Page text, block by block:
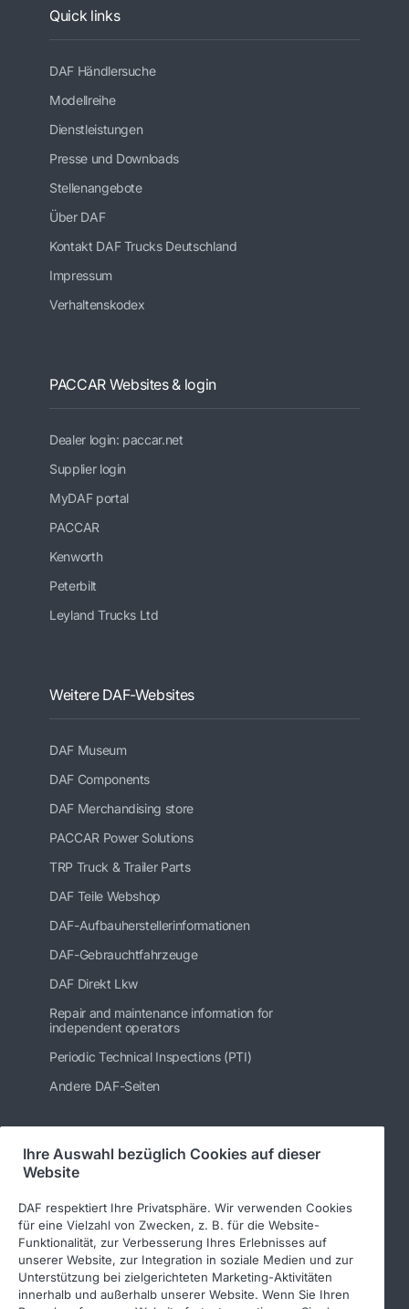
Quick links
DAF Händlersuche
Modellreihe
Dienstleistungen
Presse und Downloads
Stellenangebote
Über DAF
Kontakt DAF Trucks Deutschland
Impressum
Verhaltenskodex
PACCAR Websites & login
Dealer login: paccar.net
Supplier login
MyDAF portal
PACCAR
Kenworth
Peterbilt
Leyland Trucks Ltd
Weitere DAF-Websites
DAF Museum
DAF Components
DAF Merchandising store
PACCAR Power Solutions
TRP Truck & Trailer Parts
DAF Teile Webshop
DAF-Aufbauherstellerinformationen
DAF-Gebrauchtfahrzeuge
DAF Direkt Lkw
Repair and maintenance information for
independent operators
Periodic Technical Inspections (PTI)
Andere DAF-Seiten
Folgen Sie uns
Ihre Auswahl bezüglich Cookies auf dieser
Website
DAF respektiert Ihre Privatsphäre. Wir verwenden Cookies
für eine Vielzahl von Zwecken, z. B. für die Website-
Funktionalität, zur Verbesserung Ihres Erlebnisses auf
unserer Website, zur Integration in soziale Medien und zur
Unterstützung bei zielgerichteten Marketing-Aktivitäten
innerhalb und außerhalb unserer Website. Wenn Sie Ihren